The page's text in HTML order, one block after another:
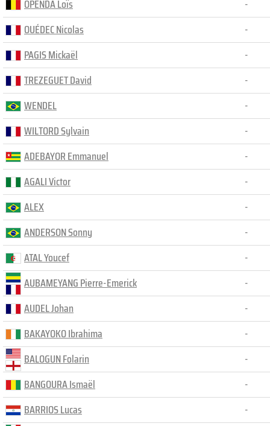
OPENDA Loïs
-
OUÉDEC Nicolas
-
PAGIS Mickaël
-
TREZEGUET David
-
WENDEL
-
WILTORD Sylvain
-
ADEBAYOR Emmanuel
-
AGALI Victor
-
ALEX
-
ANDERSON Sonny
-
ATAL Youcef
-
AUBAMEYANG Pierre-Emerick
-
AUDEL Johan
-
BAKAYOKO Ibrahima
-
BALOGUN Folarin
-
BANGOURA Ismaël
-
BARRIOS Lucas
-